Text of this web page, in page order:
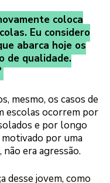
coloca
Eu considero
abarca hoje os
de qualidade.
mesmo, os casos de
escolas ocorrem por
e por longo
por uma
era agressão.
desse jovem, como